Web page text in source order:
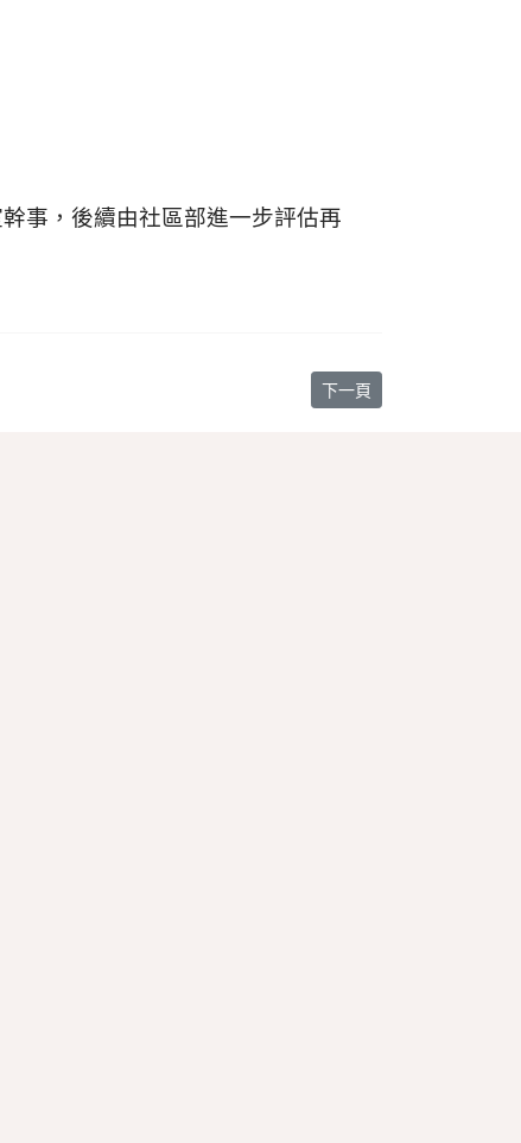
事，後續由社區部進一步評估再
下一篇文章: 114學年度第
下一頁